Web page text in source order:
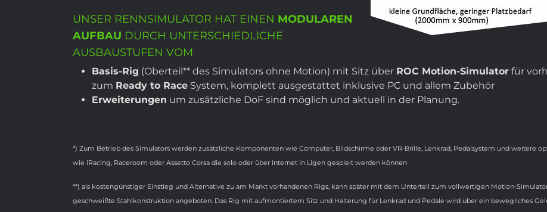
UNSER RENNSIMULATOR HAT EINEN MODULAREN
AUFBAU DURCH UNTERSCHIEDLICHE
AUSBAUSTUFEN VOM
Basis-Rig (Oberteil** des Simulators ohne Motion) mit Sitz über ROC Motion-Simulator für
zum Ready to Race System, komplett ausgestattet inklusive PC und allem Zubehör
Erweiterungen um zusätzliche DoF sind möglich und aktuell in der Planung.
*) Zum Betrieb des Simulators werden zusätzliche Komponenten wie Computer, Bildschirme oder VR-Brille, Lenkrad, Pedalsystem und weitere
wie iRacing, Raceroom oder Assetto Corsa die solo oder über Internet in Ligen gespielt werden können
**) als kostengünstiger Einstieg und Alternative zu am Markt vorhandenen Rigs, kann später mit dem Unterteil zum vollwertigen Motion-
geschweißte Stahlkonstruktion angeboten. Das Rig mit aufmontiertem Sitz und Halterung für Lenkrad und Pedale wird über ein bewegliches